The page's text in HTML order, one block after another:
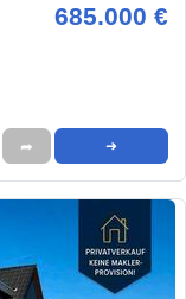
685.000 €
➦ ➜